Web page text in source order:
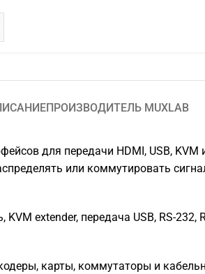
ПРОИЗВОДИТЕЛЬ MUXLAB
для передачи HDMI, USB,
или коммутировать
extender, передача USB, RS-
карты, коммутаторы и